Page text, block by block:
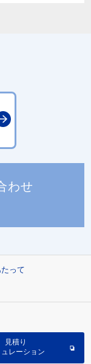
わせ
って
見積り
ュレーション